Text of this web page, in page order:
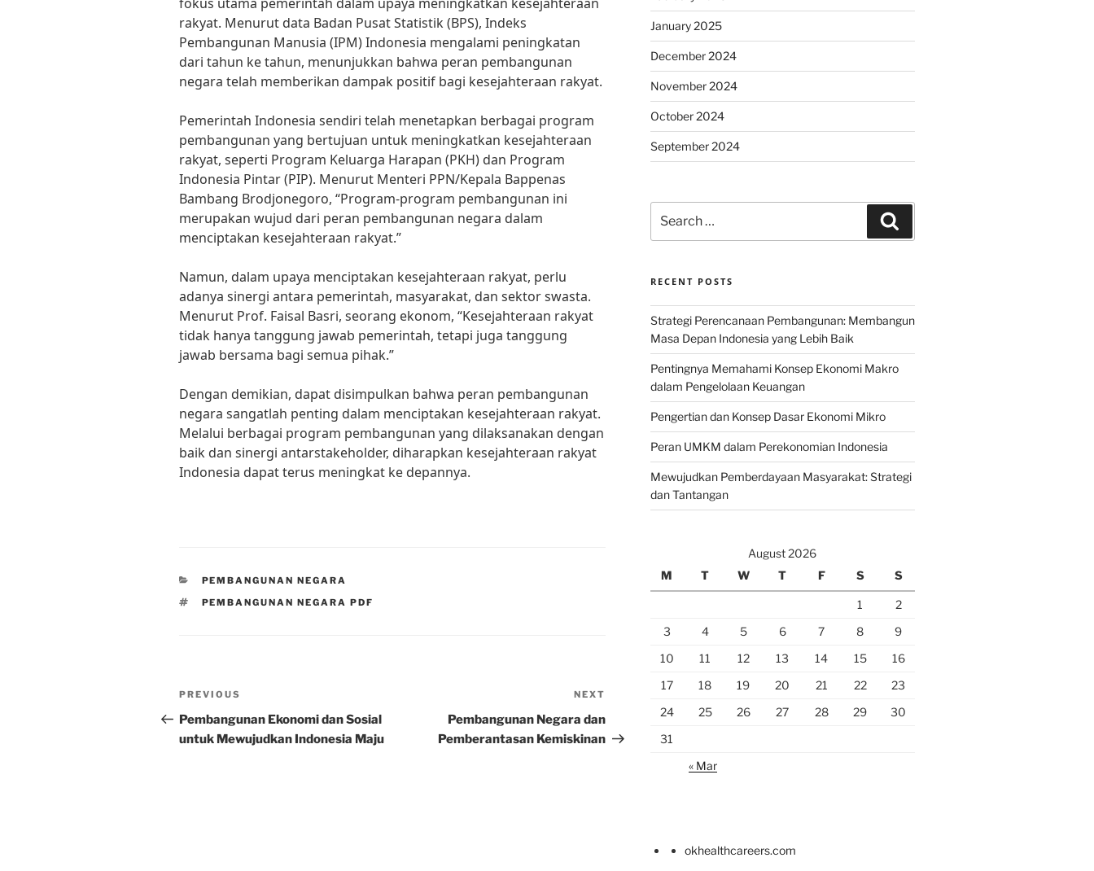
rakyat. Menurut data Badan Pusat Statistik (BPS), Indeks
Pembangunan Manusia (IPM) Indonesia mengalami peningkatan
dari tahun ke tahun, menunjukkan bahwa peran pembangunan
negara telah memberikan dampak positif bagi kesejahteraan rakyat.
Pemerintah Indonesia sendiri telah menetapkan berbagai program
pembangunan yang bertujuan untuk meningkatkan kesejahteraan
rakyat, seperti Program Keluarga Harapan (PKH) dan Program
Indonesia Pintar (PIP). Menurut Menteri PPN/Kepala Bappenas
Bambang Brodjonegoro, “Program-program pembangunan ini
merupakan wujud dari peran pembangunan negara dalam
menciptakan kesejahteraan rakyat.”
Namun, dalam upaya menciptakan kesejahteraan rakyat, perlu
adanya sinergi antara pemerintah, masyarakat, dan sektor swasta.
Menurut Prof. Faisal Basri, seorang ekonom, “Kesejahteraan rakyat
tidak hanya tanggung jawab pemerintah, tetapi juga tanggung
jawab bersama bagi semua pihak.”
Dengan demikian, dapat disimpulkan bahwa peran pembangunan
negara sangatlah penting dalam menciptakan kesejahteraan rakyat.
Melalui berbagai program pembangunan yang dilaksanakan dengan
baik dan sinergi antarstakeholder, diharapkan kesejahteraan rakyat
Indonesia dapat terus meningkat ke depannya.
CATEGORIES
PEMBANGUNAN NEGARA
TAGS
PEMBANGUNAN NEGARA PDF
Post
navigation
Previous
Post
PREVIOUS
Pembangunan Ekonomi dan Sosial
untuk Mewujudkan Indonesia Maju
Post
NEXT
Pembangunan Negara dan
Pemberantasan Kemiskinan
January 2025
December 2024
November 2024
October 2024
September 2024
for:
RECENT POSTS
Strategi Perencanaan Pembangunan: Membangun
Masa Depan Indonesia yang Lebih Baik
Pentingnya Memahami Konsep Ekonomi Makro
dalam Pengelolaan Keuangan
Pengertian dan Konsep Dasar Ekonomi Mikro
Peran UMKM dalam Perekonomian Indonesia
Mewujudkan Pemberdayaan Masyarakat: Strategi
dan Tantangan
August 2026
M
T W T F S S
1
2
3
4 5 6 7 8
9
10
11 12 13 14 15
16
17
18 19 20 21 22
23
24
25 26 27 28 29
30
31
« Mar
okhealthcareers.com